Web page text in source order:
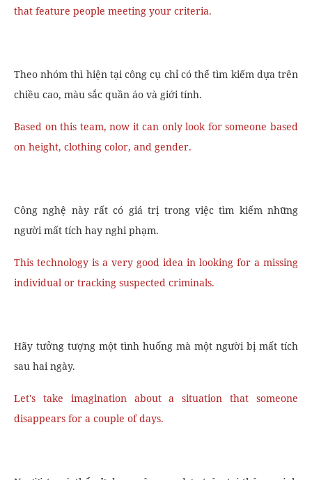
that feature people meeting your criteria.
Theo nhóm thì hiện tại công cụ chỉ có thể tìm kiếm dựa trên
chiều cao, màu sắc quần áo và giới tính.
Based on this team, now it can only look for someone based
on height, clothing color, and gender.
Công nghệ này rất có giá trị trong việc tìm kiếm những
người mất tích hay nghi phạm.
This technology is a very good idea in looking for a missing
individual or tracking suspected criminals.
Hãy tưởng tượng một tình huống mà một người bị mất tích
sau hai ngày.
Let's take imagination about a situation that someone
disappears for a couple of days.